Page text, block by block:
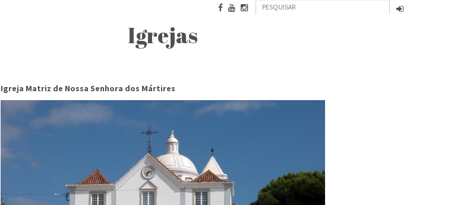
Formulário
Igrejas
Igreja Matriz de Nossa Senhora dos Mártires